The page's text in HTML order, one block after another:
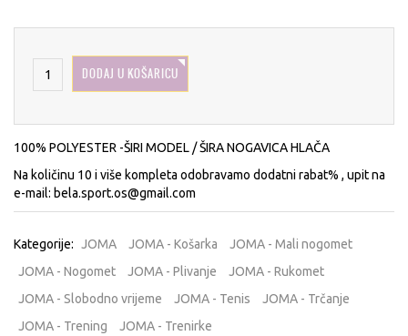
54.00€.
DODAJ U KOŠARICU
100% POLYESTER -ŠIRI MODEL / ŠIRA NOGAVICA HLAČA
Na količinu 10 i više kompleta odobravamo dodatni rabat% , upit na
e-mail: bela.sport.os@gmail.com
Kategorije: JOMA JOMA - Košarka
JOMA - Mali nogomet
JOMA - Nogomet
JOMA - Plivanje
JOMA - Rukomet
JOMA - Slobodno vrijeme
JOMA - Tenis
JOMA - Trčanje
JOMA - Trening
JOMA - Trenirke